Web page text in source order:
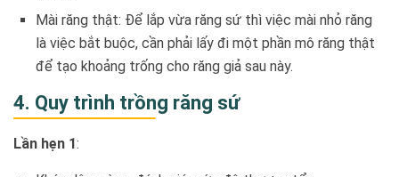
Mài răng thật: Để lắp vừa răng sứ thì việc mài nhỏ răng
là việc bắt buộc, cần phải lấy đi một phần mô răng thật
để tạo khoảng trống cho răng giả sau này.
4. Quy trình trồng răng sứ
Lần hẹn 1: